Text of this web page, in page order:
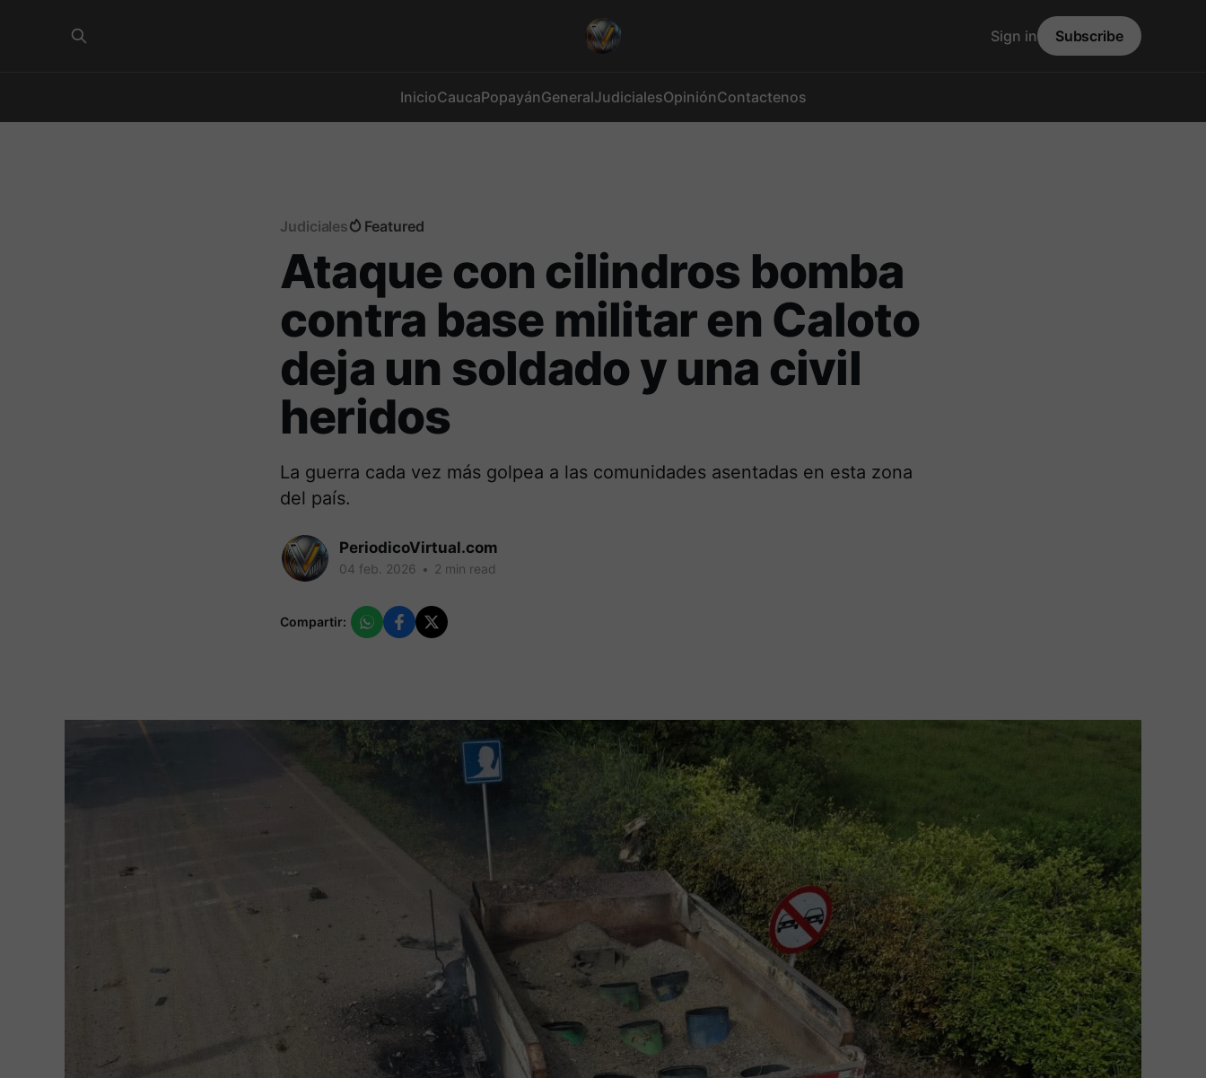
InicioCaucaPopayánGeneralJudicialesOpiniónContactenos
Sign in Subscribe
Judiciales Featured
Ataque con cilindros bomba
contra base militar en Caloto
deja un soldado y una civil
heridos
La guerra cada vez más golpea a las comunidades asentadas en esta zona
del país.
PeriodicoVirtual.com
04 feb. 2026 • 2 min read
Compartir: